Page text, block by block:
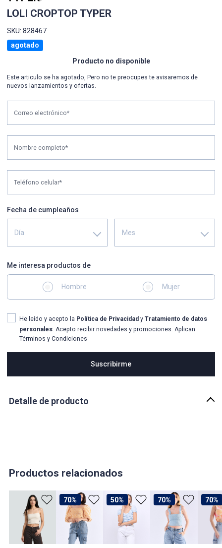
LOLI CROPTOP TYPER
SKU: 828467
agotado
Producto no disponible
Este articulo se ha agotado, Pero no te preocupes te avisaremos de
nuevos lanzamientos y ofertas.
Correo electrónico*
Nombre completo*
Teléfono celular*
Fecha de cumpleaños
Día Mes
Me interesa productos de
Hombre Mujer
He leído y acepto la Política de Privacidad y Tratamiento de datos
personales. Acepto recibir novedades y promociones. Aplican
Términos y Condiciones
Suscribirme
Detalle de producto
COLOMBIA
Importador:
BAGUER S.A.S
Cuidado y Lavado
LAVAR EN MAQUINA, NO USAR BLANQUEADORES, LAVAR Y
SECAR EN COLORES SIMILARES, NO RETORCER, NO DEJAR EN
Productos relacionados
70% 50% 70% 70%